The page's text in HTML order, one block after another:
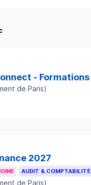
- Formations
de Paris)
2027
AUDIT & COMPTABILITÉ
de Paris)